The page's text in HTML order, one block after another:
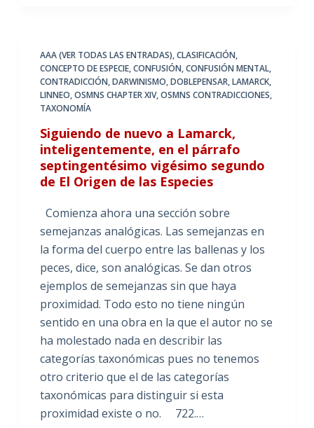
AAA (VER TODAS LAS ENTRADAS),CLASIFICACIÓN,
CONCEPTO DE ESPECIE,CONFUSIÓN,CONFUSIÓN MENTAL,
CONTRADICCIÓN,DARWINISMO,DOBLEPENSAR,LAMARCK,
LINNEO,OSMNS CHAPTER XIV,OSMNS CONTRADICCIONES,
TAXONOMÍA
Siguiendo de nuevo a Lamarck,
inteligentemente, en el párrafo
septingentésimo vigésimo segundo
de El Origen de las Especies
Comienza ahora una sección sobre
semejanzas analógicas. Las semejanzas en
la forma del cuerpo entre las ballenas y los
peces, dice, son analógicas. Se dan otros
ejemplos de semejanzas sin que haya
proximidad. Todo esto no tiene ningún
sentido en una obra en la que el autor no se
ha molestado nada en describir las
categorías taxonómicas pues no tenemos
otro criterio que el de las categorías
taxonómicas para distinguir si esta
proximidad existe o no. 722.…